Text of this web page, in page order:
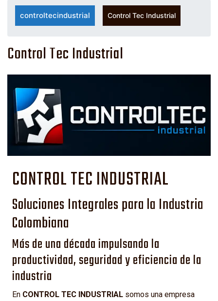
controltecindustrial Control Tec Industrial
Control Tec Industrial
CONTROL TEC INDUSTRIAL
Soluciones Integrales para la Industria
Colombiana
Más de una década impulsando la
productividad, seguridad y eficiencia de la
industria
En CONTROL TEC INDUSTRIAL somos una empresa